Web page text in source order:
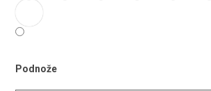
Podnože